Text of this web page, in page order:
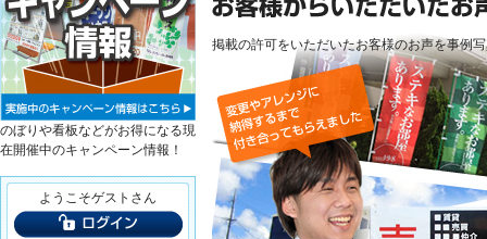
掲載の許可をいただいたお客様のお声を事例
のぼりや看板などがお得になる現
在開催中のキャンペーン情報！
ようこそゲストさん